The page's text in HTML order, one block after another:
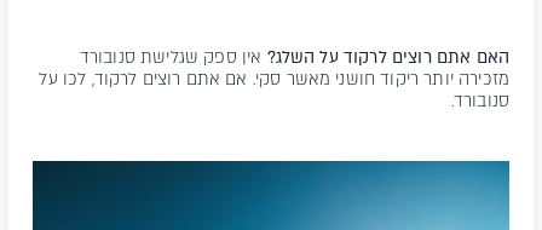
האם אתם רוצים לרקוד על השלג? אין ספק שגלישת סנובורד
מזכירה יותר ריקוד חושני מאשר סקי. אם אתם רוצים לרקוד, לכו על
סנובורד.